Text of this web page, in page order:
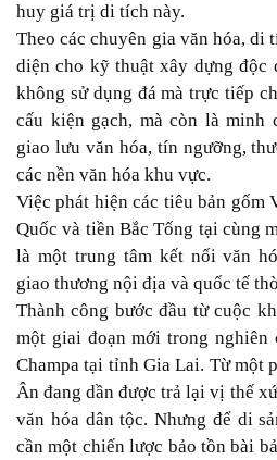
huy giá trị di tích này.
Theo các chuyên gia văn hóa, di
diện cho kỹ thuật xây dựng độc
không sử dụng đá mà trực tiếp
cấu kiện gạch, mà còn là minh
giao lưu văn hóa, tín ngưỡng,
các nền văn hóa khu vực.
Việc phát hiện các tiêu bản gốm
Quốc và tiền Bắc Tống tại cùng
là một trung tâm kết nối văn
giao thương nội địa và quốc tế
Thành công bước đầu từ cuộc
một giai đoạn mới trong nghiên
Champa tại tỉnh Gia Lai. Từ một
Ân đang dần được trả lại vị thế
văn hóa dân tộc. Nhưng để di
cần một chiến lược bảo tồn bài